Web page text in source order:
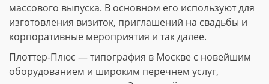
массового выпуска. В основном его используют для
изготовления визиток, приглашений на свадьбы и
корпоративные мероприятия и так далее.
Плоттер-Плюс — типография в Москве с новейшим
оборудованием и широким перечнем услуг,